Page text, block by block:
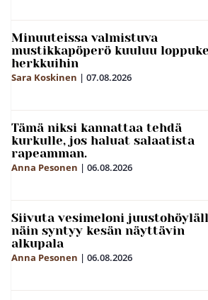
Minuuteissa valmistuva
mustikkapöperö kuuluu
herkkuihin
Sara Koskinen | 07.08.2026
Tämä niksi kannattaa tehdä
kurkulle, jos haluat salaatista
rapeamman.
Anna Pesonen | 06.08.2026
Siivuta vesimeloni
näin syntyy kesän näyttävin
alkupala
Anna Pesonen | 06.08.2026